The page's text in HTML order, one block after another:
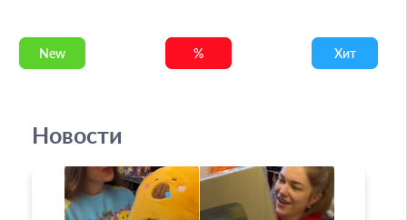
New % Хит
Новости